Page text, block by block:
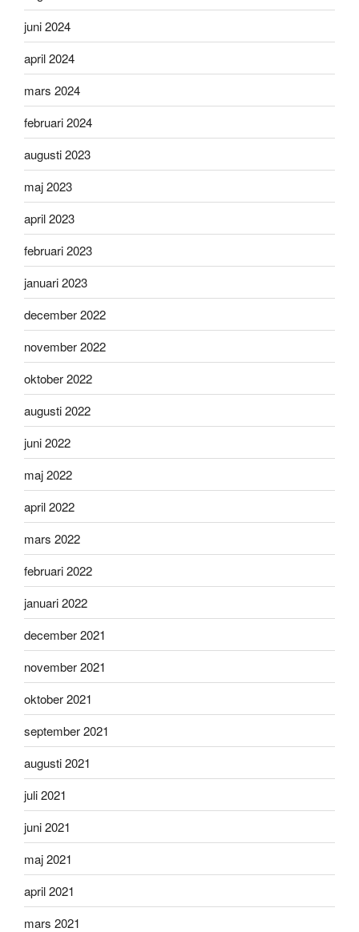
juni 2024
april 2024
mars 2024
februari 2024
augusti 2023
maj 2023
april 2023
februari 2023
januari 2023
december 2022
november 2022
oktober 2022
augusti 2022
juni 2022
maj 2022
april 2022
mars 2022
februari 2022
januari 2022
december 2021
november 2021
oktober 2021
september 2021
augusti 2021
juli 2021
juni 2021
maj 2021
april 2021
mars 2021